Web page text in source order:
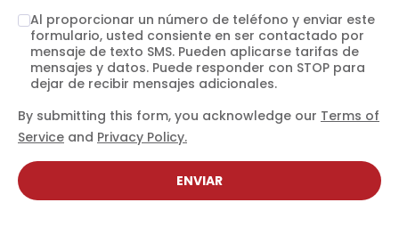
Al proporcionar un número de teléfono y enviar este
formulario, usted consiente en ser contactado por
mensaje de texto SMS. Pueden aplicarse tarifas de
mensajes y datos. Puede responder con STOP para
dejar de recibir mensajes adicionales.
By submitting this form, you acknowledge our Terms of
Service and Privacy Policy.
ENVIAR